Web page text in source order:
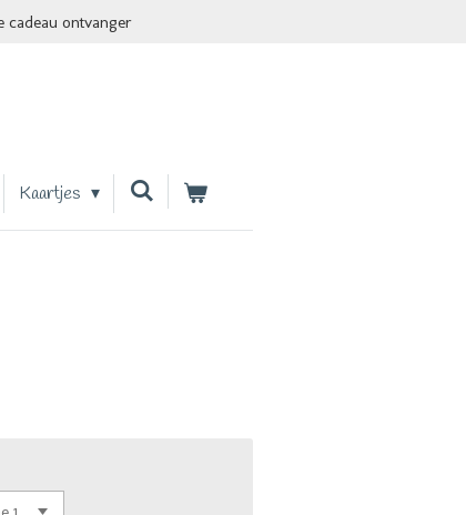
cadeau ontvanger
Kaartjes